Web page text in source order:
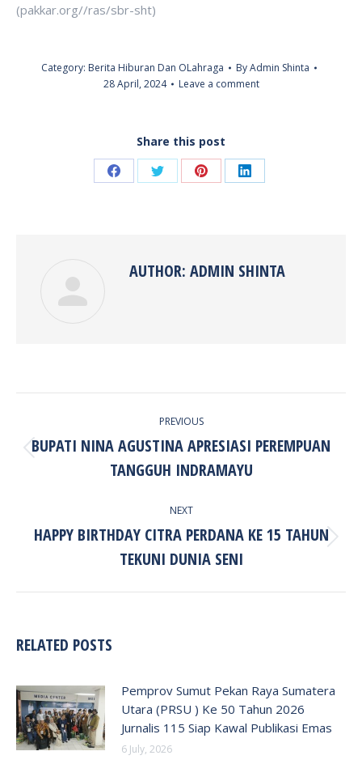
(pakkar.org//ras/sbr-sht)
Category: Berita Hiburan Dan OLahraga ByAdmin Shinta
28 April, 2024
Leave a comment
Share this post
Share Share Share Share
AUTHOR: ADMIN SHINTA
PREVIOUS
Previous
post:
BUPATI NINA AGUSTINA APRESIASI PEREMPUAN
TANGGUH INDRAMAYU
NEXT
Next
post:
HAPPY BIRTHDAY CITRA PERDANA KE 15 TAHUN
TEKUNI DUNIA SENI
RELATED POSTS
Pemprov Sumut Pekan Raya Sumatera
Utara (PRSU ) Ke 50 Tahun 2026
Jurnalis 115 Siap Kawal Publikasi Emas
6 July, 2026